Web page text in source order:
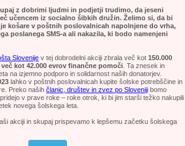
z dobrimi ljudmi in podjetji trudimo, da jeseni
učencem iz socialno šibkih družin. Želimo si, da bi
košare v poštnih poslovalnicah napolnjene do vrha,
poslanega SMS-a ali nakazila, ki bodo namenjeni
Slovenije v tej dobrodelni akciji zbrala več kot 150.000
kot 42.000 evrov finančne pomoči . Ta znesek in
na izjemno podporo in solidarnost naših donatorjev.
lahko v poštnih poslovalnicah kupite šolske potrebščine in
Preko naših članic, društev in zvez po Sloveniji bomo
v prave roke – roke otrok, ki bi jim starši težko nakupili
novega šolskega leta.
akciji in skupaj prispevamo k lepšemu začetku šolskega